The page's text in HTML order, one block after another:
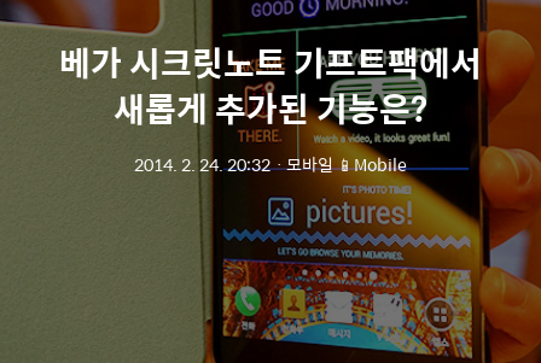
베가 시크릿노트 기프트팩에서
새롭게 추가된 기능은?
2014. 2. 24. 20:32ㆍ모바일 📱Mobile